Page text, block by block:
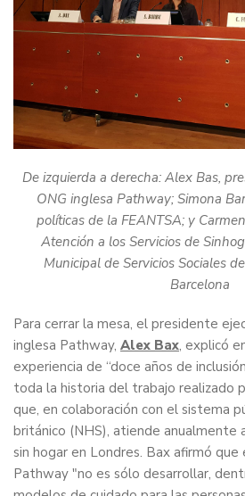
De izquierda a derecha: Alex Bas,
ONG inglesa Pathway; Simona
políticas de la FEANTSA; y
Atención a los Servicios de
Municipal de Servicios Sociales
Barcelona
Para cerrar la mesa, el presidente
inglesa Pathway, Alex Bax, explicó
experiencia de “doce años de
toda la historia del trabajo realizado
que, en colaboración con el sistema
británico (NHS), atiende anualmente
sin hogar en Londres. Bax afirmó
Pathway "no es sólo desarrollar,